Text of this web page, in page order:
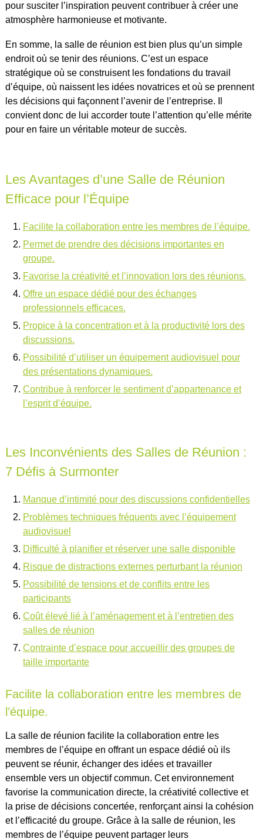
pour susciter l’inspiration peuvent contribuer à créer une
atmosphère harmonieuse et motivante.
En somme, la salle de réunion est bien plus qu’un simple
endroit où se tenir des réunions. C’est un espace
stratégique où se construisent les fondations du travail
d’équipe, où naissent les idées novatrices et où se prennent
les décisions qui façonnent l’avenir de l’entreprise. Il
convient donc de lui accorder toute l’attention qu’elle mérite
pour en faire un véritable moteur de succès.
Les Avantages d’une Salle de Réunion
Efficace pour l’Équipe
Facilite la collaboration entre les membres de l’équipe.
Permet de prendre des décisions importantes en
groupe.
Favorise la créativité et l’innovation lors des réunions.
Offre un espace dédié pour des échanges
professionnels efficaces.
Propice à la concentration et à la productivité lors des
discussions.
Possibilité d’utiliser un équipement audiovisuel pour
des présentations dynamiques.
Contribue à renforcer le sentiment d’appartenance et
l’esprit d’équipe.
Les Inconvénients des Salles de Réunion :
7 Défis à Surmonter
Manque d’intimité pour des discussions confidentielles
Problèmes techniques fréquents avec l’équipement
audiovisuel
Difficulté à planifier et réserver une salle disponible
Risque de distractions externes perturbant la réunion
Possibilité de tensions et de conflits entre les
participants
Coût élevé lié à l’aménagement et à l’entretien des
salles de réunion
Contrainte d’espace pour accueillir des groupes de
taille importante
Facilite la collaboration entre les membres de
l’équipe.
La salle de réunion facilite la collaboration entre les
membres de l’équipe en offrant un espace dédié où ils
peuvent se réunir, échanger des idées et travailler
ensemble vers un objectif commun. Cet environnement
favorise la communication directe, la créativité collective et
la prise de décisions concertée, renforçant ainsi la cohésion
et l’efficacité du groupe. Grâce à la salle de réunion, les
membres de l’équipe peuvent partager leurs